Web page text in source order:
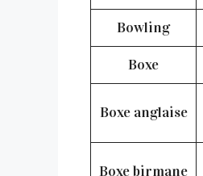
Bowling
Boxe
Boxe anglaise
Boxe birmane